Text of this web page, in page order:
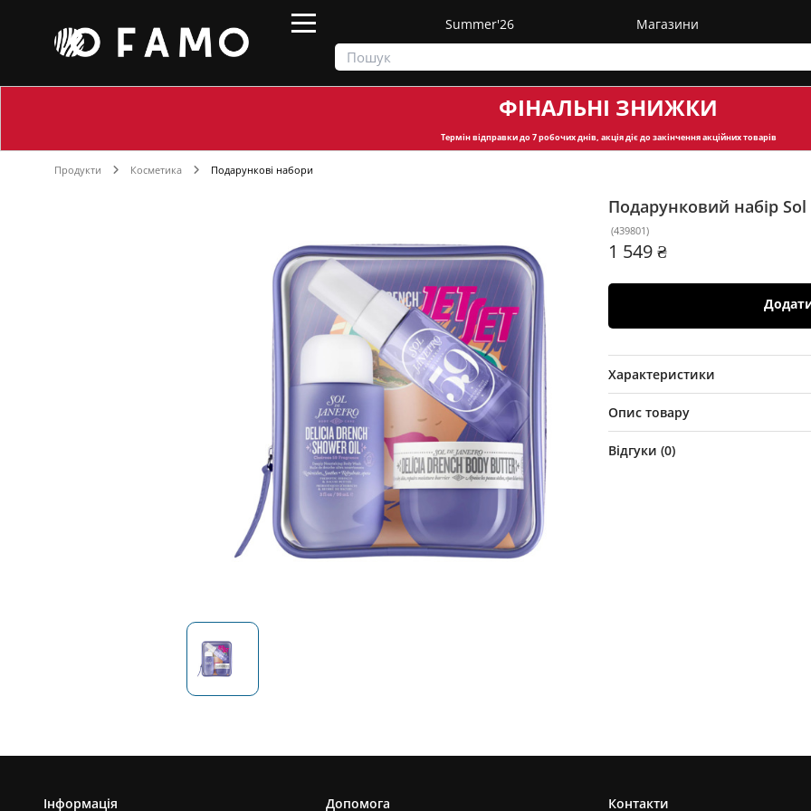
Summer'26 Магазини
ФІНАЛЬНІ ЗНИЖКИ
Термін відправкидо 7 робочих днів, акція діє до закінчення акційних товарів
Продукти Косметика Подарункові набори
Подарунковий набір Sol
(439801)
1 549 ₴
Характеристики
Опис товару
Відгуки (0)
Інформація Допомога Контакти